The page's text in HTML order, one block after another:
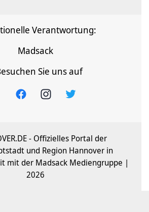
Verantwortung:
Madsack
Sie uns auf
- Offizielles Portal der
und Region Hannover in
mit der Madsack Mediengruppe |
2026